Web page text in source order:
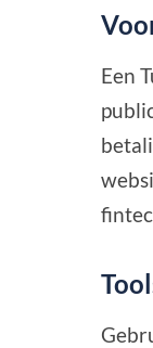
Een